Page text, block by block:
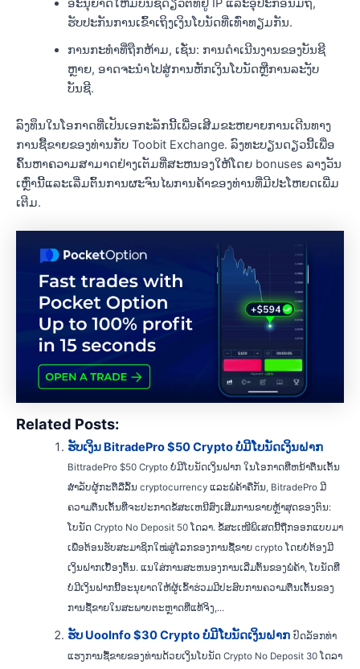
ອະນຸຍາດໃຫ້ມີບັນຊີດຽວຕໍ່ທີ່ຢູ່ IP ແລະອຸປະກອນມືຖື,
ຮັບປະກັນການເຂົ້າເຖິງເງິນໂບນັດທີ່ເທົ່າທຽມກັນ.
ການກະທໍາທີ່ຖືກຫ້າມ, ເຊັ່ນ: ການດໍາເນີນງານຂອງບັນຊີ
ຫຼາຍ, ອາດຈະນໍາໄປສູ່ການຫັກເງິນໂບນັດຫຼືການລະງັບ
ບັນຊີ.
ລົງທຶນໃນໂອກາດທີ່ເປັນເອກະລັກນີ້ເພື່ອເສີມຂະຫຍາຍການເດີນທາງ
ການຊື້ຂາຍຂອງທ່ານກັບ Toobit Exchange. ລົງ​ທະ​ບຽນ​ດຽວ​ນີ້​ເພື່ອ​
ຄົ້ນ​ຫາ​ຄວາມ​ສາ​ມາດ​ຢ່າງ​ເຕັມ​ທີ່​ສະ​ຫນອງ​ໃຫ້​ໂດຍ bonuses ລາງ​ວັນ​
ເຫຼົ່າ​ນີ້​ແລະ​ເລີ່ມ​ຕົ້ນ​ການ​ຜະ​ຈົນ​ໄພ​ການ​ຄ້າ​ຂອງ​ທ່ານ​ທີ່​ມີ​ປະ​ໂຫຍດ​ເພີ່ມ​
ເຕີມ.
Related Posts:
ຮັບເງິນ BitradePro $50 Crypto ບໍ່ມີໂບນັດເງິນຝາກ
BittradePro $50 Crypto ບໍ່ມີໂບນັດເງິນຝາກ ໃນໂອກາດທີ່ຫນ້າຕື່ນເຕັ້ນ
ສໍາລັບຜູ້ກະຕືລືລົ້ນ cryptocurrency ແລະພໍ່ຄ້າຄືກັນ, BitradePro ມີ
ຄວາມຕື່ນເຕັ້ນທີ່ຈະປະກາດຂໍ້ສະເຫນີສົ່ງເສີມການຂາຍຫຼ້າສຸດຂອງຕົນ:
ໂບນັດ Crypto No Deposit 50 ໂດລາ. ຂໍ້ສະເໜີພິເສດນີ້ຖືກອອກແບບມາ
ເພື່ອຕ້ອນຮັບສະມາຊິກໃໝ່ສູ່ໂລກຂອງການຊື້ຂາຍ crypto ໂດຍບໍ່ຕ້ອງມີ
ເງິນຝາກເບື້ອງຕົ້ນ. ແນໃສ່ການສະຫນອງການເລີ່ມຕົ້ນຂອງພໍ່ຄ້າ, ໂບນັດທີ່
ບໍ່ມີເງິນຝາກນີ້ອະນຸຍາດໃຫ້ຜູ້ເຂົ້າຮ່ວມມີປະສົບການຄວາມຕື່ນເຕັ້ນຂອງ
ການຊື້ຂາຍໃນສະພາບຕະຫຼາດທີ່ແທ້ຈິງ,...
ຮັບ UooInfo $30 Crypto ບໍ່ມີໂບນັດເງິນຝາກ ປົດລັອກທ່າ
ແຮງການຊື້ຂາຍຂອງທ່ານດ້ວຍເງິນໂບນັດ Crypto No Deposit 30 ໂດລາ